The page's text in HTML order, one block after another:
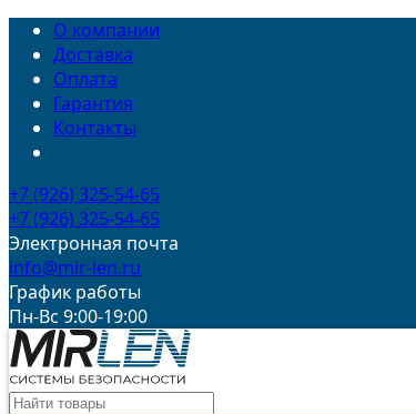
О компании
Доставка
Оплата
Гарантия
Контакты
+7 (926) 325-54-65
+7 (926) 325-54-65
Электронная почта
info@mir-len.ru
График работы
Пн-Вс 9:00-19:00